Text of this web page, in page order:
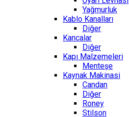
Yağmurluk
Kablo Kanalları
Diğer
Kancalar
Diğer
Kapı Malzemeleri
Menteşe
Kaynak Makinasi
Candan
Diğer
Roney
Stilson